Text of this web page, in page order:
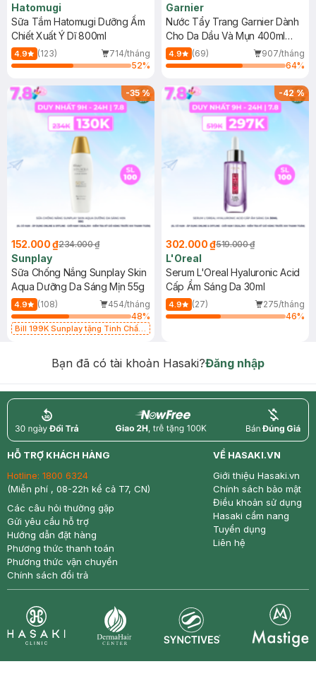
Hatomugi
Sữa Tắm Hatomugi Dưỡng Ẩm
Chiết Xuất Ý Dĩ 800ml
4.9 (123)
714/tháng
52%
Garnier
Nước Tẩy Trang Garnier Dành
Cho Da Dầu Và Mụn 400ml
(Mới)
4.9 (69)
907/tháng
64%
-35%
152.000 ₫234.000 ₫
Sunplay
Sữa Chống Nắng Sunplay Skin
Aqua Dưỡng Da Sáng Mịn 55g
4.9 (108)
454/tháng
48%
Bill 199K Sunplay tặng Tinh Chất
-42%
302.000 ₫519.000 ₫
L'Oreal
Serum L'Oreal Hyaluronic Acid
Cấp Ẩm Sáng Da 30ml
4.9 (27)
275/tháng
46%
Bạn đã có tài khoản Hasaki?Đăng nhập
return nowfree price
HỖ TRỢ KHÁCH HÀNG
Hotline: 1800 6324
(Miễn phí , 08-22h kể cả T7, CN)
Các câu hỏi thường gặp
Gửi yêu cầu hỗ trợ
Hướng dẫn đặt hàng
Phương thức thanh toán
Phương thức vận chuyển
Chính sách đổi trả
VỀ HASAKI.VN
Giới thiệu Hasaki.vn
Chính sách bảo mật
Điều khoản sử dụng
Hasaki cẩm nang
Tuyển dụng
Liên hệ